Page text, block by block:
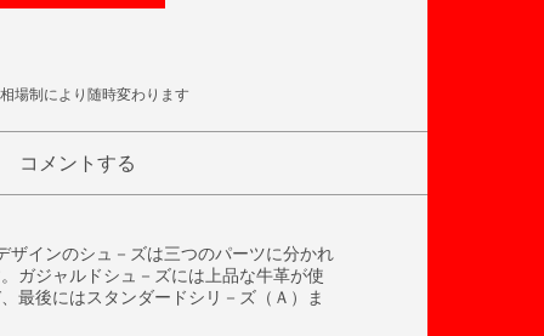
場制により随時変わります
コメントする
ザインのシュ－ズは三つのパーツに分かれ
ガジャルドシュ－ズには上品な牛革が使
最後にはスタンダードシリ－ズ（Ａ）ま